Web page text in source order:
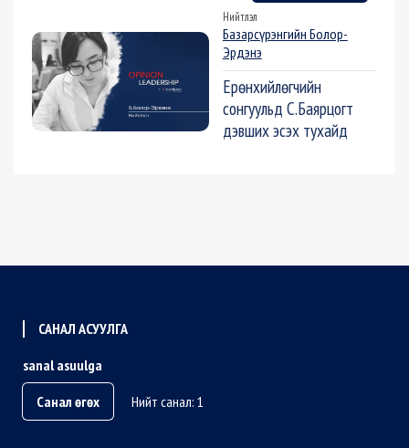
Нийтлэл
Базарсүрэнгийн Болор-
Эрдэнэ
Ерөнхийлөгчийн
сонгуульд С.Баярцогт
дэвших эсэх тухайд
САНАЛ АСУУЛГА
sanal asuulga
Санал өгөх
Нийт санал: 1